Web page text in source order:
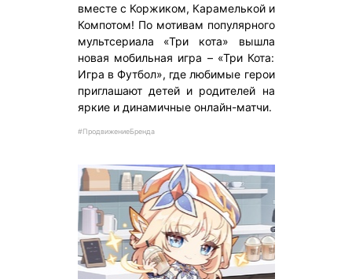
вместе с Коржиком, Карамелькой и
Компотом! По мотивам популярного
мультсериала «Три кота» вышла
новая мобильная игра – «Три Кота:
Игра в Футбол», где любимые герои
приглашают детей и родителей на
яркие и динамичные онлайн-матчи.
#ПродвижениеБренда